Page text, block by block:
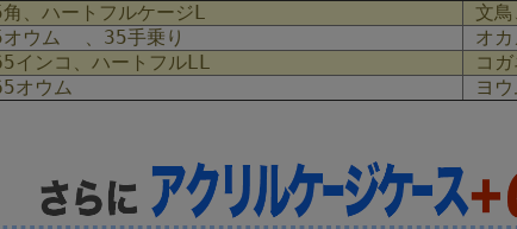
、ハートフルケージL
文
ウム 、35手乗り
オ
インコ、ハートフルLL
コ
オウム ヨ